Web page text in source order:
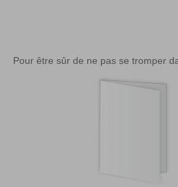
Pour être sûr de ne pas se tromper